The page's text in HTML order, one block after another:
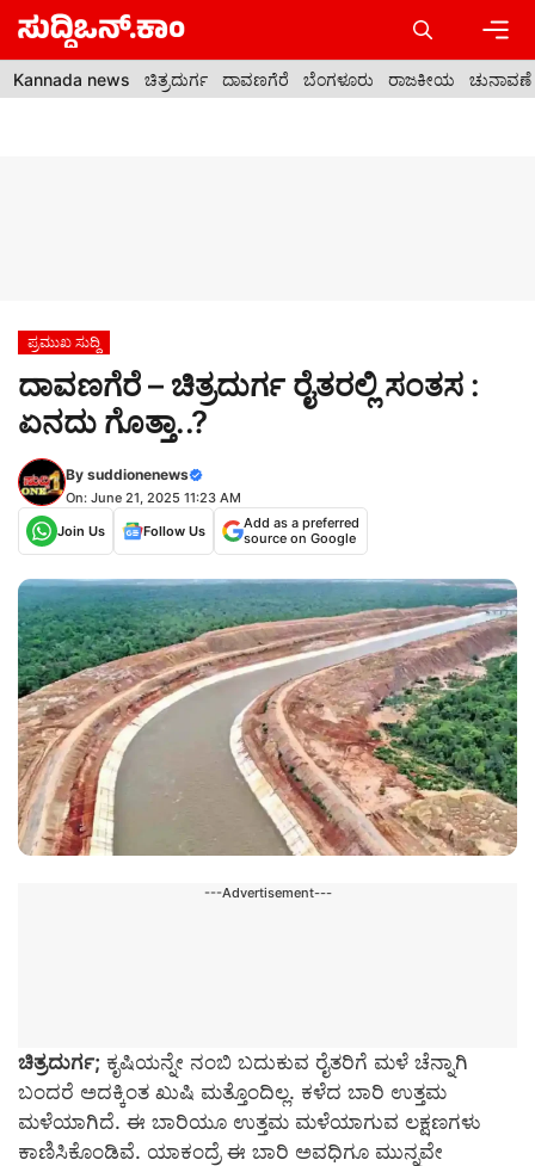
Skip
content
Kannada news ಚಿತ್ರದುರ್ಗ ದಾವಣಗೆರೆ ಬೆಂಗಳೂರು ರಾಜಕೀಯ ಚುನಾವಣೆ
ಪ್ರಮುಖ ಸುದ್ದಿ
ದಾವಣಗೆರೆ – ಚಿತ್ರದುರ್ಗ ರೈತರಲ್ಲಿ ಸಂತಸ :
ಏನದು ಗೊತ್ತಾ..?
By suddionenews
On: June 21, 2025 11:23 AM
Join Us
Follow Us
Add as a preferred
source on Google
---Advertisement---
ಚಿತ್ರದುರ್ಗ; ಕೃಷಿಯನ್ನೇ ನಂಬಿ ಬದುಕುವ ರೈತರಿಗೆ ಮಳೆ ಚೆನ್ನಾಗಿ
ಬಂದರೆ ಅದಕ್ಕಿಂತ ಖುಷಿ ಮತ್ತೊಂದಿಲ್ಲ. ಕಳೆದ ಬಾರಿ ಉತ್ತಮ
ಮಳೆಯಾಗಿದೆ. ಈ ಬಾರಿಯೂ ಉತ್ತಮ ಮಳೆಯಾಗುವ ಲಕ್ಷಣಗಳು
ಕಾಣಿಸಿಕೊಂಡಿವೆ. ಯಾಕಂದ್ರೆ ಈ ಬಾರಿ ಅವಧಿಗೂ ಮುನ್ನವೇ